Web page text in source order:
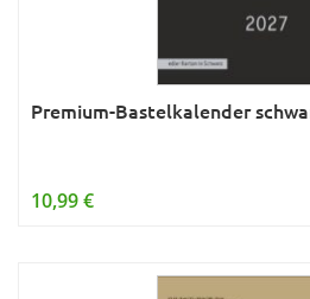
Premium-Bastelkalender
10,99 €